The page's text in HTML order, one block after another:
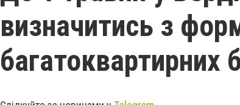
визначитись з
багатоквартирних